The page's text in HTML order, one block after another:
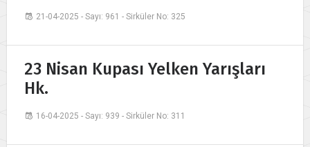
21-04-2025 - Sayı: 961 - Sirküler No: 325
23 Nisan Kupası Yelken Yarışları
Hk.
16-04-2025 - Sayı: 939 - Sirküler No: 311